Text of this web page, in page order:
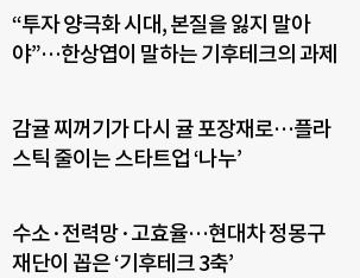
“투자 양극화 시대, 본질을 잃지 말아
야”…한상엽이 말하는 기후테크의 과제
감귤 찌꺼기가 다시 귤 포장재로…플라
스틱 줄이는 스타트업 ‘나누’
수소·전력망·고효율…현대차 정몽구
재단이 꼽은 ‘기후테크 3축’